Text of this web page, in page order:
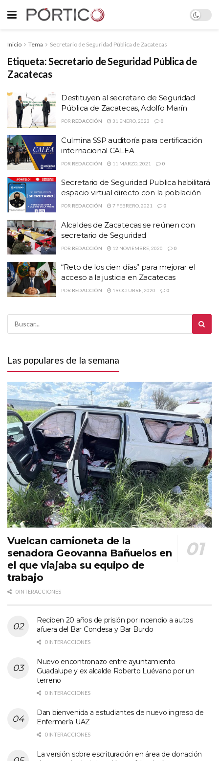
Inicio Tema Secretario de Seguridad Pública de Zacatecas
Etiqueta:Secretario de Seguridad Pública de
Zacatecas
Destituyen al secretario de Seguridad
Pública de Zacatecas, Adolfo Marín
POR REDACCIÓN 31 ENERO, 2023 0
Culmina SSP auditoría para certificación
internacional CALEA
POR REDACCIÓN 11 MARZO, 2021 0
Secretario de Seguridad Publica habilitará
espacio virtual directo con la población
POR REDACCIÓN 7 FEBRERO, 2021 0
Alcaldes de Zacatecas se reúnen con
secretario de Seguridad
POR REDACCIÓN 12 NOVIEMBRE, 2020 0
“Reto de los cien días” para mejorar el
acceso a la justicia en Zacatecas
POR REDACCIÓN 19 OCTUBRE, 2020 0
Las populares de la semana
Vuelcan camioneta de la
senadora Geovanna Bañuelos en
el que viajaba su equipo de
trabajo
0 INTERACCIONES
Reciben 20 años de prisión por incendio a autos
afuera del Bar Condesa y Bar Burdo
0 INTERACCIONES
Nuevo encontronazo entre ayuntamiento
Guadalupe y ex alcalde Roberto Luévano por un
terreno
0 INTERACCIONES
Dan bienvenida a estudiantes de nuevo ingreso de
Enfermería UAZ
0 INTERACCIONES
La versión sobre escrituración en área de donación